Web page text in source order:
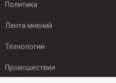
Политика
Лента мнений
Технологии
Происшествия